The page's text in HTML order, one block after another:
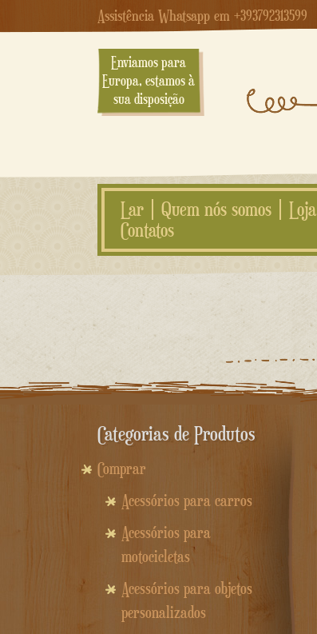
Assistência Whatsapp em +393792313599
Enviamos para
Europa, estamos à
sua disposição
Lar Quem nós somos Loja
Contatos
Ir
conteúdo
Categorias de Produtos
Comprar
Acessórios para carros
Acessórios para
motocicletas
Acessórios para objetos
personalizados